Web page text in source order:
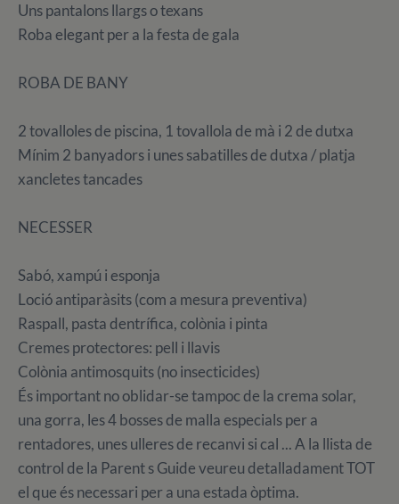
Uns pantalons llargs o texans
Roba elegant per a la festa de gala
ROBA DE BANY
2 tovalloles de piscina, 1 tovallola de mà i 2 de dutxa
Mínim 2 banyadors i unes sabatilles de dutxa / platja
xancletes tancades
NECESSER
Sabó, xampú i esponja
Loció antiparàsits (com a mesura preventiva)
Raspall, pasta dentrífica, colònia i pinta
Cremes protectores: pell i llavis
Colònia antimosquits (no insecticides)
És important no oblidar-se tampoc de la crema solar,
una gorra, les 4 bosses de malla especials per a
rentadores, unes ulleres de recanvi si cal ... A la llista de
control de la Parent s Guide veureu detalladament TOT
el que és necessari per a una estada òptima.